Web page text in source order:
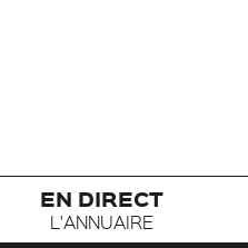
EN DIRECT
L'ANNUAIRE